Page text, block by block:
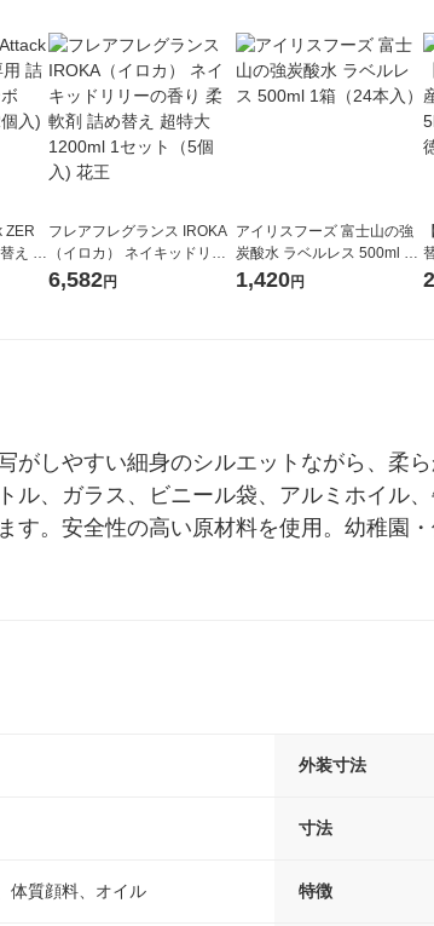
ZER
え メ
ト
フレアフレグランス IROKA
（イロカ） ネイキッドリリ
ーの香り 柔軟剤 詰め替え 超
特大 1200ml 1セット（5個
6,582円
アイリスフーズ 富士山の強
炭酸水 ラベルレス 500ml 1
箱（24本入）
1,420円
がしやすい細身のシルエットながら、柔
ル、ガラス、ビニール袋、アルミホイル
す。安全性の高い原材料を使用。幼稚園
外装寸法
寸法
体質顔料、オイル 特徴